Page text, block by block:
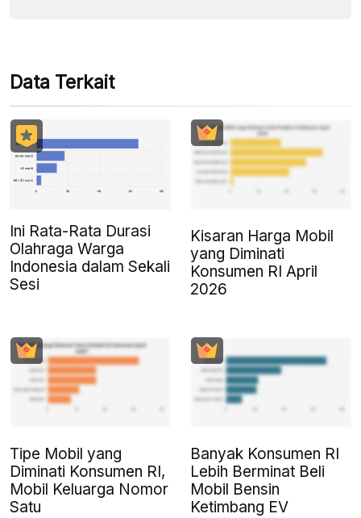
Data Terkait
Ini Rata-Rata Durasi
Olahraga Warga
Indonesia dalam Sekali
Sesi
Kisaran Harga Mobil
yang Diminati
Konsumen RI April
2026
Tipe Mobil yang
Diminati Konsumen RI,
Mobil Keluarga Nomor
Satu
Banyak Konsumen RI
Lebih Berminat Beli
Mobil Bensin
Ketimbang EV